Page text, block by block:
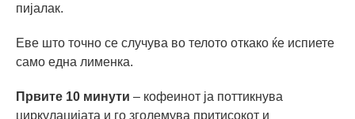
пијалак.
Еве што точно се случува во телото откако ќе испиете
само една лименка.
Првите 10 минути – кофеинот ја поттикнува
циркулацијата и го зголемува притисокот и